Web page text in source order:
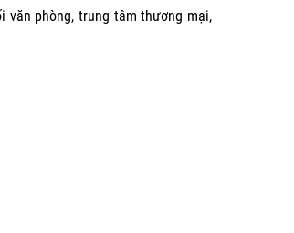
văn phòng, trung tâm thương mại,